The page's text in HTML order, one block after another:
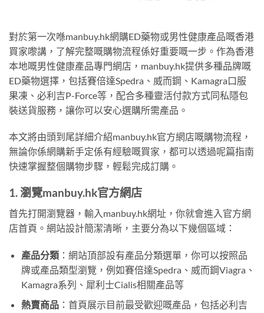
對於第一次喺manbuy.hk網購ED藥物或男性健康產品嘅香港
買家嚟講，了解完整嘅購物流程係好重要嘅一步。作為香港
本地嘅男性健康產品專門網店，manbuy.hk提供多種品牌嘅
ED藥物選擇，包括賽倍達Spedra、威而鋼、Kamagra口服
果凍、必利吉P-Force等，配合多種靈活付款方式同私隱包
裝送貨服務，讓你可以安心選購所需產品。
本文將由頭到尾詳細介紹manbuy.hk官方網店嘅購物流程，
無論你係網購新手定係有經驗嘅買家，都可以透過呢篇指南
快速掌握整個購物步驟，輕鬆完成訂購。
1. 瀏覽manbuy.hk官方網店
首先打開瀏覽器，輸入manbuy.hk網址，你就會進入官方網
店首頁。網站設計簡潔清晰，主要分為以下幾個區域：
產品分類：網站頂部設有產品分類選單，你可以按照品
牌或產品類型瀏覽，例如賽倍達Spedra、威而鋼Viagra、
Kamagra系列、犀利士Cialis相關產品等
熱賣商品：首頁展示目前最受歡迎嘅產品，包括必利吉